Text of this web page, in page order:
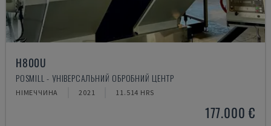
H800U
POSMILL - УНІВЕРСАЛЬНИЙ ОБРОБНИЙ ЦЕНТР
НІМЕЧЧИНА 2021 11.514 HRS
177.000 €